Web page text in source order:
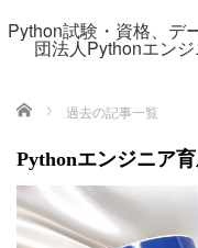
Python試験・資格、デ
団法人Pythonエン
ホーム 過去の記事一覧
Pythonエンジニア